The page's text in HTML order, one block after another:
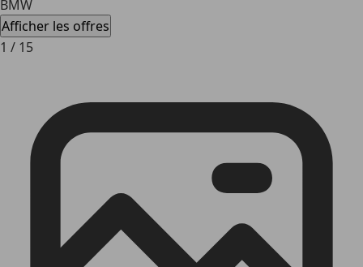
BMW
Afficher les offres
1 / 15